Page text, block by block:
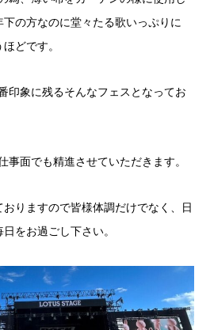
の方なのに堂々たる歌いっぷりに
どです。
印象に残るそんなフェスとなってお
事面でも精進させていただきます。
りますので皆様体調だけでなく、日
をお過ごし下さい。